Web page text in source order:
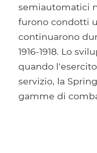
semiautomatici
furono condotti
continuarono
1916-1918. Lo
quando
servizio, la
gamme di